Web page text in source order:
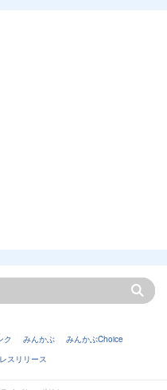
ク みんかぶ
みんかぶChoice
スリリース